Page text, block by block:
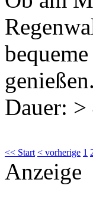
Dauer: >
<< Start < vorherige 1
Anzeige